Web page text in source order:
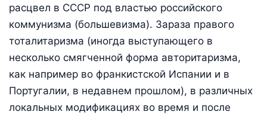
расцвел в СССР под властью российского
коммунизма (большевизма). Зараза правого
тоталитаризма (иногда выступающего в
несколько смягченной форма авторитаризма,
как например во франкистской Испании и в
Португалии, в недавнем прошлом), в различных
локальных модификациях во время и после